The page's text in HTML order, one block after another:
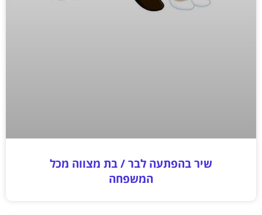
שיר בהפתעה לבר / בת מצווה מכל
המשפחה